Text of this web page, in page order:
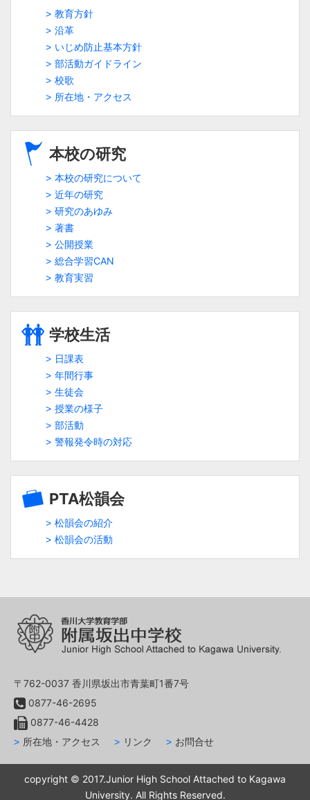
教育方針
沿革
いじめ防止基本方針
部活動ガイドライン
校歌
所在地・アクセス
本校の研究
本校の研究について
近年の研究
研究のあゆみ
著書
公開授業
総合学習CAN
教育実習
学校生活
日課表
年間行事
生徒会
授業の様子
部活動
警報発令時の対応
PTA松韻会
松韻会の紹介
松韻会の活動
〒762-0037 香川県坂出市青葉町1番7号
0877-46-2695
0877-46-4428
所在地・アクセス
リンク お問合せ
copyright © 2017.Junior High School Attached to Kagawa
University. All Rights Reserved.